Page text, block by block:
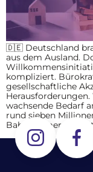
🇩🇪 Deutschland
aus dem Ausland.
kompliziert.
gesellschaftliche
wachsende Bedarf
rund sieben
Babyboomer in